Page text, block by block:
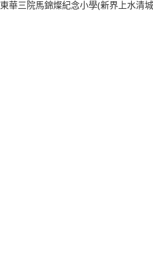
東華三院馬錦燦紀念小學(新界上水清